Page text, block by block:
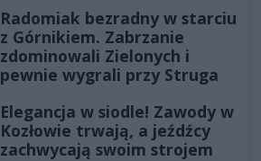
Radomiak bezradny w starciu
z Górnikiem. Zabrzanie
zdominowali Zielonych i
pewnie wygrali przy Struga
Elegancja w siodle! Zawody w
Kozłowie trwają, a jeźdźcy
zachwycają swoim strojem